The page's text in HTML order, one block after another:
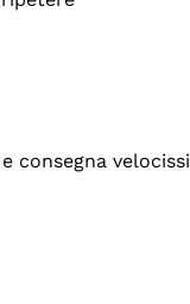
consegna